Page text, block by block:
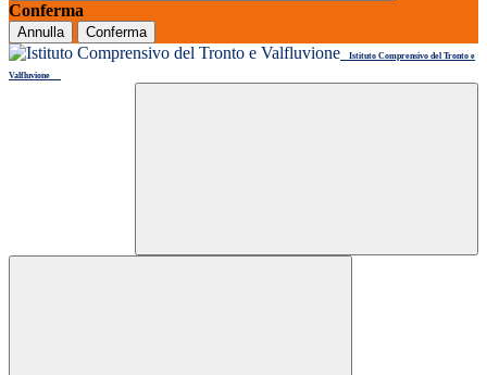
Conferma
Annulla Conferma
Istituto Comprensivo del Tronto e
Valfluvione